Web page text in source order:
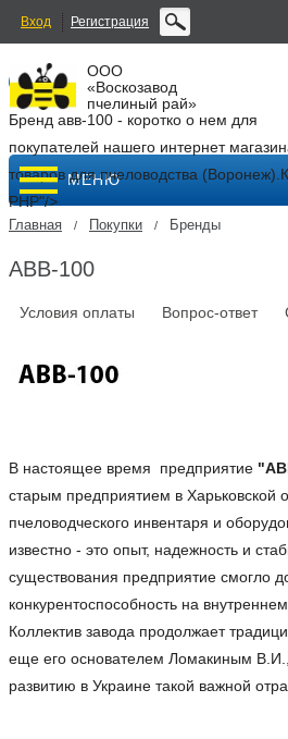
Вход Регистрация
ООО
«Воскозавод
пчелиный рай»
Бренд авв-100 - коротко о нем для
покупателей нашего интернет
товаров для пчеловодства (Воронеж).
PHP"/>
МЕНЮ
Главная / Покупки / Бренды
АВВ-100
Условия оплаты Вопрос-ответ
В настоящее время предприятие
старым предприятием в Харьковской
пчеловодческого инвентаря и
известно - это опыт, надежность и
существования предприятие смогло
конкурентоспособность на
Коллектив завода продолжает
еще его основателем Ломакиным
развитию в Украине такой важной